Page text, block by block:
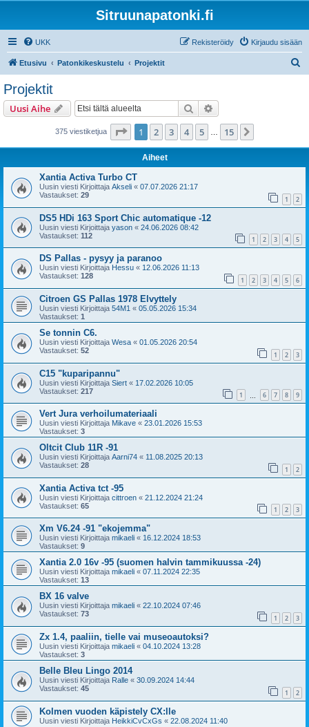
Sitruunapatonki.fi
UKK Kirjaudu sisään
Rekisteröidy
Etusivu Patonkikeskustelu Projektit
Projektit
Uusi Aihe Etsi
375 viestiketjua Sivu /15
1 2 3 4 5 15
Aiheet
Xantia Activa Turbo CT
Uusin viesti Kirjoittaja Akseli « 07.07.2026 21:17
Vastaukset: 29 1 2
DS5 HDi 163 Sport Chic automatique -12
Uusin viesti Kirjoittaja yason « 24.06.2026 08:42
Vastaukset: 112 1 2 3 4 5
DS Pallas - pysyy ja paranoo
Uusin viesti Kirjoittaja Hessu « 12.06.2026 11:13
Vastaukset: 128 1 2 3 4 5 6
Citroen GS Pallas 1978 Elvyttely
Uusin viesti Kirjoittaja 54M1 « 05.05.2026 15:34
Vastaukset: 1
Se tonnin C6.
Uusin viesti Kirjoittaja Wesa « 01.05.2026 20:54
Vastaukset: 52 1 2 3
C15 "kuparipannu"
Uusin viesti Kirjoittaja Siert « 17.02.2026 10:05
Vastaukset: 217 1 6 7 8 9
Vert Jura verhoilumateriaali
Uusin viesti Kirjoittaja Mikave « 23.01.2026 15:53
Vastaukset: 3
Oltcit Club 11R -91
Uusin viesti Kirjoittaja Aarni74 « 11.08.2025 20:13
Vastaukset: 28 1 2
Xantia Activa tct -95
Uusin viesti Kirjoittaja cittroen « 21.12.2024 21:24
Vastaukset: 65 1 2 3
Xm V6.24 -91 "ekojemma"
Uusin viesti Kirjoittaja mikaeli « 16.12.2024 18:53
Vastaukset: 9
Xantia 2.0 16v -95 (suomen halvin tammikuussa -24)
Uusin viesti Kirjoittaja mikaeli « 07.11.2024 22:35
Vastaukset: 13
BX 16 valve
Uusin viesti Kirjoittaja mikaeli « 22.10.2024 07:46
Vastaukset: 73 1 2 3
Zx 1.4, paaliin, tielle vai museoautoksi?
Uusin viesti Kirjoittaja mikaeli « 04.10.2024 13:28
Vastaukset: 3
Belle Bleu Lingo 2014
Uusin viesti Kirjoittaja Ralle « 30.09.2024 14:44
Vastaukset: 45 1 2
Kolmen vuoden käpistely CX:lle
Uusin viesti Kirjoittaja HeikkiCvCxGs « 22.08.2024 11:40